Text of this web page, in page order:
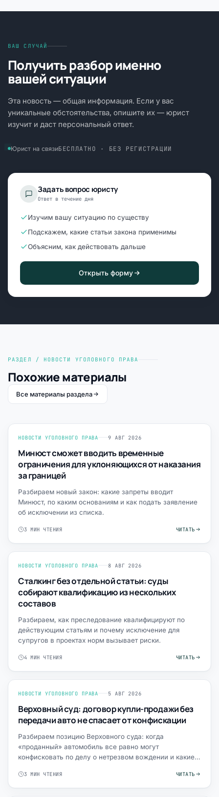
ВАШ СЛУЧАЙ
Получить разбор именно
вашей ситуации
Эта новость — общая информация. Если у вас
уникальные обстоятельства, опишите их — юрист
изучит и даст персональный ответ.
Юрист на связиБЕСПЛАТНО · БЕЗ РЕГИСТРАЦИИ
Задать вопрос юристу
Ответ в течение дня
Изучим вашу ситуацию по существу
Подскажем, какие статьи закона применимы
Объясним, как действовать дальше
Открыть форму
РАЗДЕЛ / НОВОСТИ УГОЛОВНОГО ПРАВА
Похожие материалы
Все материалы раздела
НОВОСТИ УГОЛОВНОГО ПРАВА 9 АВГ 2026
Минюст сможет вводить временные
ограничения для уклоняющихся от наказания
за границей
Разбираем новый закон: какие запреты вводит
Минюст, по каким основаниям и как подать заявление
об исключении из списка.
3 МИН ЧТЕНИЯ ЧИТАТЬ
НОВОСТИ УГОЛОВНОГО ПРАВА 8 АВГ 2026
Сталкинг без отдельной статьи: суды
собирают квалификацию из нескольких
составов
Разбираем, как преследование квалифицируют по
действующим статьям и почему исключение для
супругов в проектах норм вызывает риски.
4 МИН ЧТЕНИЯ ЧИТАТЬ
НОВОСТИ УГОЛОВНОГО ПРАВА 5 АВГ 2026
Верховный суд: договор купли-продажи без
передачи авто не спасает от конфискации
Разбираем позицию Верховного суда: когда
«проданный» автомобиль все равно могут
конфисковать по делу о нетрезвом вождении и какие
3 МИН ЧТЕНИЯ ЧИТАТЬ